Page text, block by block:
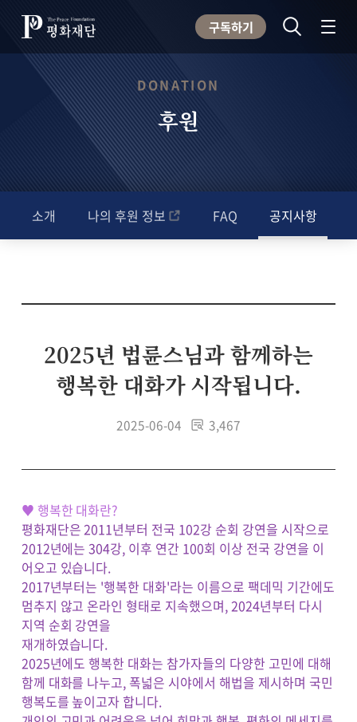
구독하기
DONATION
후원
소개 나의 후원 정보 FAQ 공지사항
2025년 법륜스님과 함께하는
행복한 대화가 시작됩니다.
2025-06-04 3,467
♥ 행복한 대화란?
평화재단은 2011년부터 전국 102강 순회 강연을 시작으로
2012년에는 304강, 이후 연간 100회 이상 전국 강연을 이
어오고 있습니다.
2017년부터는 '행복한 대화'라는 이름으로 팩데믹 기간에도
멈추지 않고 온라인 형태로 지속했으며, 2024년부터 다시
지역 순회 강연을
재개하였습니다.
2025년에도 행복한 대화는 참가자들의 다양한 고민에 대해
함께 대화를 나누고, 폭넓은 시야에서 해법을 제시하며 국민
행복도를 높이고자 합니다.